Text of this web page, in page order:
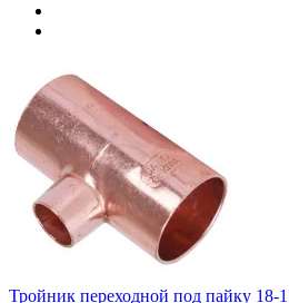
Тройник переходной под пайку 18-